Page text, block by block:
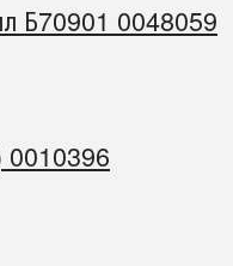
Б70901 0048059
0010396